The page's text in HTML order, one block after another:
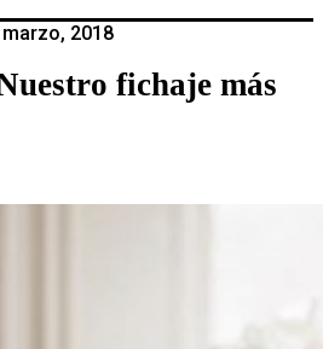
marzo, 2018
fichaje más